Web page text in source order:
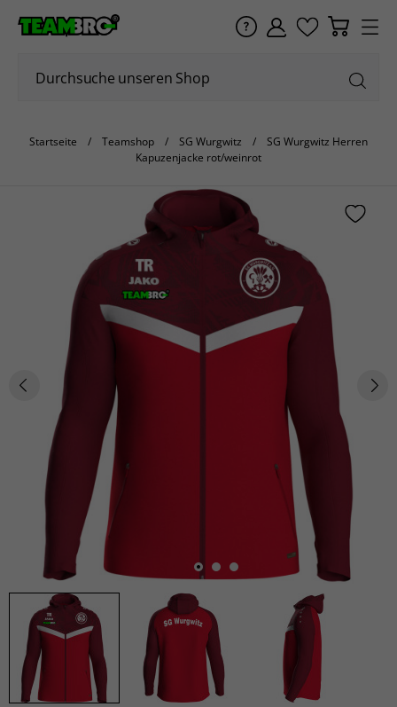
Startseite Teamshop SG Wurgwitz
SG Wurgwitz Herren
Kapuzenjacke rot/weinrot